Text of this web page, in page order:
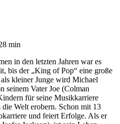
min
in den letzten Jahren war es
bis der „King of Pop“ eine große
kleiner Junge wird Michael
seinem Vater Joe (Colman
für seine Musikkarriere
Welt erobern. Schon mit 13
und feiert Erfolge. Als er